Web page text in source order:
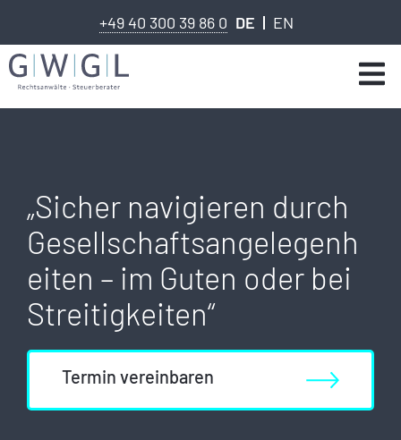
+49 40 300 39 86 0 DE EN
„Sicher navigieren durch
Gesellschaftsangelegenh
eiten – im Guten oder bei
Streitigkeiten“
Termin vereinbaren